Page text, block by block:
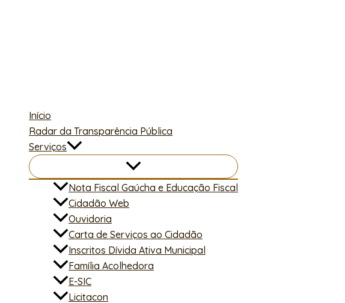
Início
Radar da Transparência Pública
Serviços
Nota Fiscal Gaúcha e Educação Fiscal
Cidadão Web
Ouvidoria
Carta de Serviços ao Cidadão
Inscritos Dívida Ativa Municipal
Família Acolhedora
E-SIC
Licitacon